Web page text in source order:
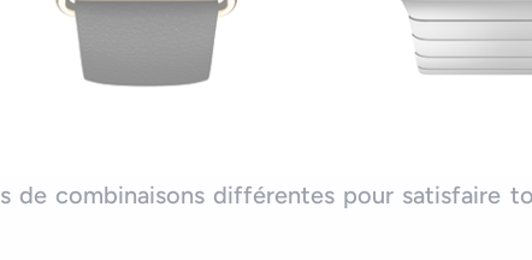
de combinaisons différentes pour satisfaire